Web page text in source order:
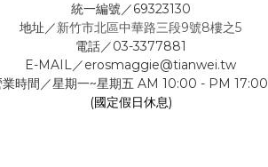
統一編號／69323130
地址／新竹市北區中華路三段9號8樓之5
電話／03-3377881
E-MAIL／erosmaggie@tianwei.tw
業時間／星期一~星期五 AM 10:00 - PM 17:00
(國定假日休息)